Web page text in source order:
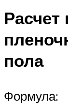
пола
Формула: